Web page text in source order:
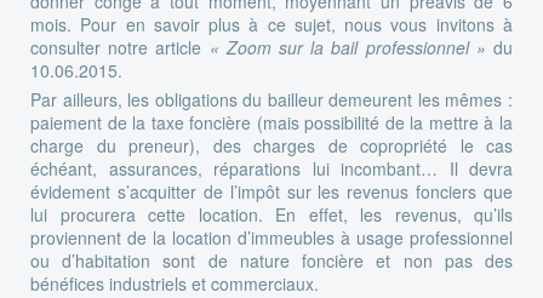
mois. Pour en savoir plus à ce sujet, nous vous invitons à
consulter notre article « Zoom sur la bail professionnel » du
10.06.2015.
Par ailleurs, les obligations du bailleur demeurent les mêmes :
paiement de la taxe foncière (mais possibilité de la mettre à la
charge du preneur), des charges de copropriété le cas
échéant, assurances, réparations lui incombant… Il devra
évidement s’acquitter de l’impôt sur les revenus fonciers que
lui procurera cette location. En effet, les revenus, qu’ils
proviennent de la location d’immeubles à usage professionnel
ou d’habitation sont de nature foncière et non pas des
bénéfices industriels et commerciaux.